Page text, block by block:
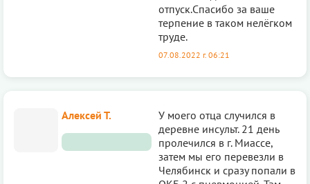
отпуск.Спасибо за ваше
терпение в таком нелёгком
труде.
07.08.2022 г. 06:21
Алексей Т.
У моего отца случился в
деревне инсульт. 21 день
пролечился в г. Миассе,
затем мы его перевезли в
Челябинск и сразу попали в